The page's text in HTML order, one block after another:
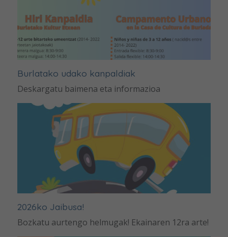
Burlatako udako kanpaldiak
Deskargatu baimena eta informazioa
2026ko Jaibusa!
Bozkatu aurtengo helmugak! Ekainaren 12ra arte!